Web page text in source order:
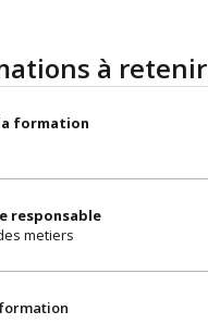
à retenir
formation
responsable
metiers